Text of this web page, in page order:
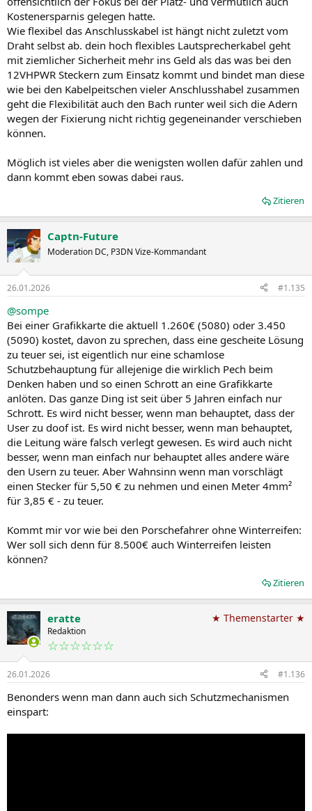
Kostenersparnis gelegen hatte.
Wie flexibel das Anschlusskabel ist hängt nicht zuletzt vom
Draht selbst ab. dein hoch flexibles Lautsprecherkabel geht
mit ziemlicher Sicherheit mehr ins Geld als das was bei den
12VHPWR Steckern zum Einsatz kommt und bindet man diese
wie bei den Kabelpeitschen vieler Anschlusshabel zusammen
geht die Flexibilität auch den Bach runter weil sich die Adern
wegen der Fixierung nicht richtig gegeneinander verschieben
können.
Möglich ist vieles aber die wenigsten wollen dafür zahlen und
dann kommt eben sowas dabei raus.
Zitieren
Captn-Future
Moderation DC, P3DN Vize-Kommandant
26.01.2026 #1.135
@sompe
Bei einer Grafikkarte die aktuell 1.260€ (5080) oder 3.450
(5090) kostet, davon zu sprechen, dass eine gescheite Lösung
zu teuer sei, ist eigentlich nur eine schamlose
Schutzbehauptung für allejenige die wirklich Pech beim
Denken haben und so einen Schrott an eine Grafikkarte
anlöten. Das ganze Ding ist seit über 5 Jahren einfach nur
Schrott. Es wird nicht besser, wenn man behauptet, dass der
User zu doof ist. Es wird nicht besser, wenn man behauptet,
die Leitung wäre falsch verlegt gewesen. Es wird auch nicht
besser, wenn man einfach nur behauptet alles andere wäre
den Usern zu teuer. Aber Wahnsinn wenn man vorschlägt
einen Stecker für 5,50 € zu nehmen und einen Meter 4mm²
für 3,85 € - zu teuer.
Kommt mir vor wie bei den Porschefahrer ohne Winterreifen:
Wer soll sich denn für 8.500€ auch Winterreifen leisten
können?
Zitieren
eratte
Redaktion
☆☆☆☆☆☆
★ Themenstarter ★
26.01.2026 #1.136
Benonders wenn man dann auch sich Schutzmechanismen
einspart: